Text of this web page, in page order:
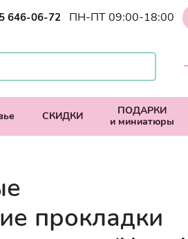
646-06-72 ПН-ПТ 09:00-18:00
СКИДКИ
ПОДАРКИ
и миниатюры
прокладки